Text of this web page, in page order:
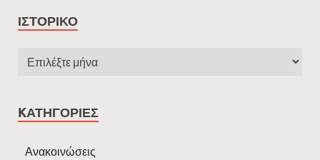
ΙΣΤΟΡΙΚΌ
KΑΤΗΓΟΡΊΕΣ
Ανακοινώσεις